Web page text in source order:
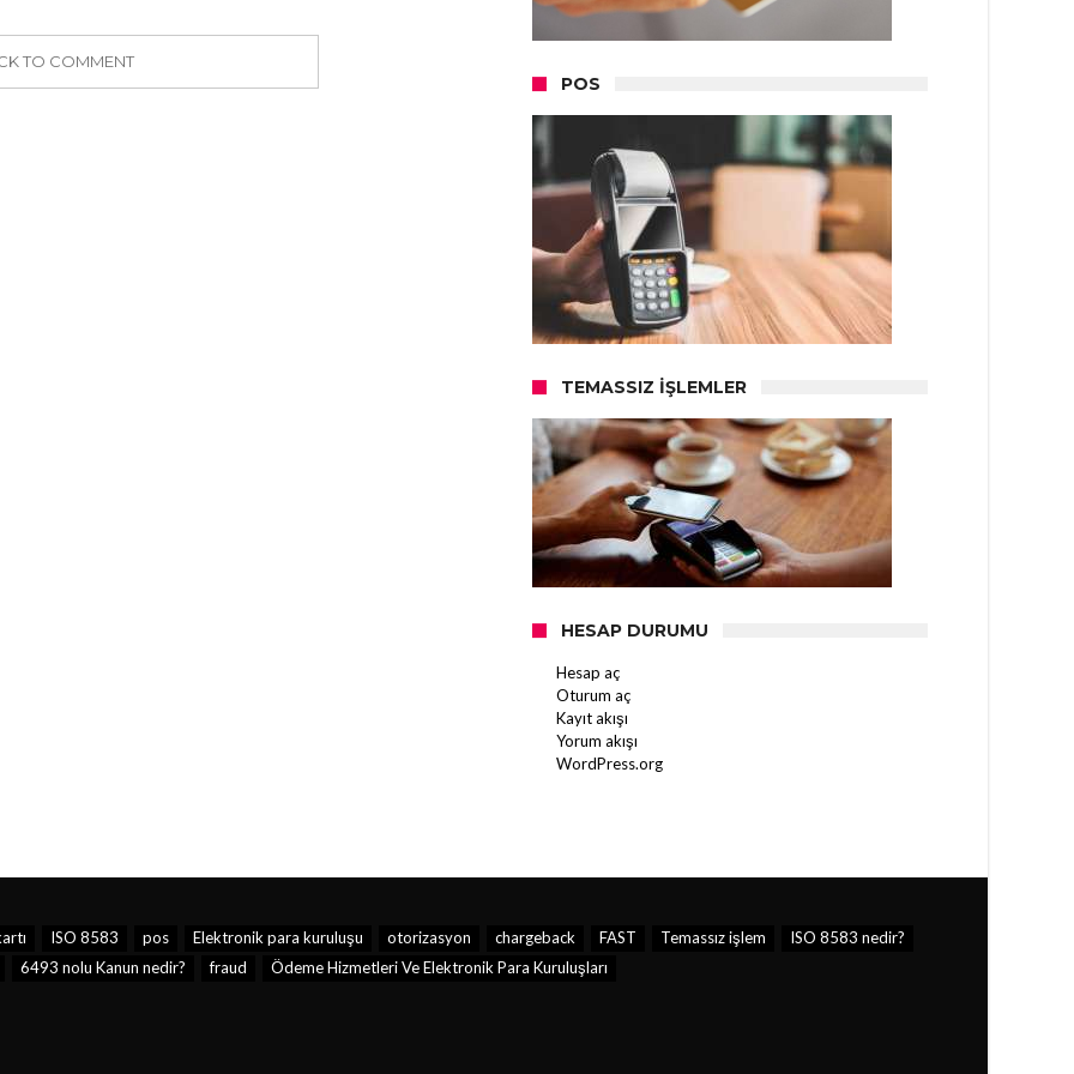
TO COMMENT
POS
TEMASSIZ İŞLEMLER
HESAP DURUMU
Hesap aç
Oturum aç
Kayıt akışı
Yorum akışı
WordPress.org
ISO 8583 pos Elektronik para kuruluşu otorizasyon chargeback FAST Temassız işlem
ISO 8583 nedir?
6493 nolu Kanun nedir?
fraud Ödeme Hizmetleri Ve Elektronik Para Kuruluşları